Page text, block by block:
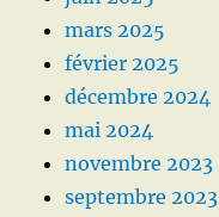
mars 2025
février 2025
décembre 2024
mai 2024
novembre 2023
septembre 2023